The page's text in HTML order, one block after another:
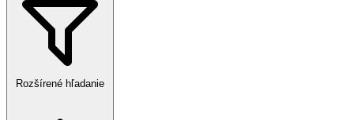
Rozšírené hľadanie